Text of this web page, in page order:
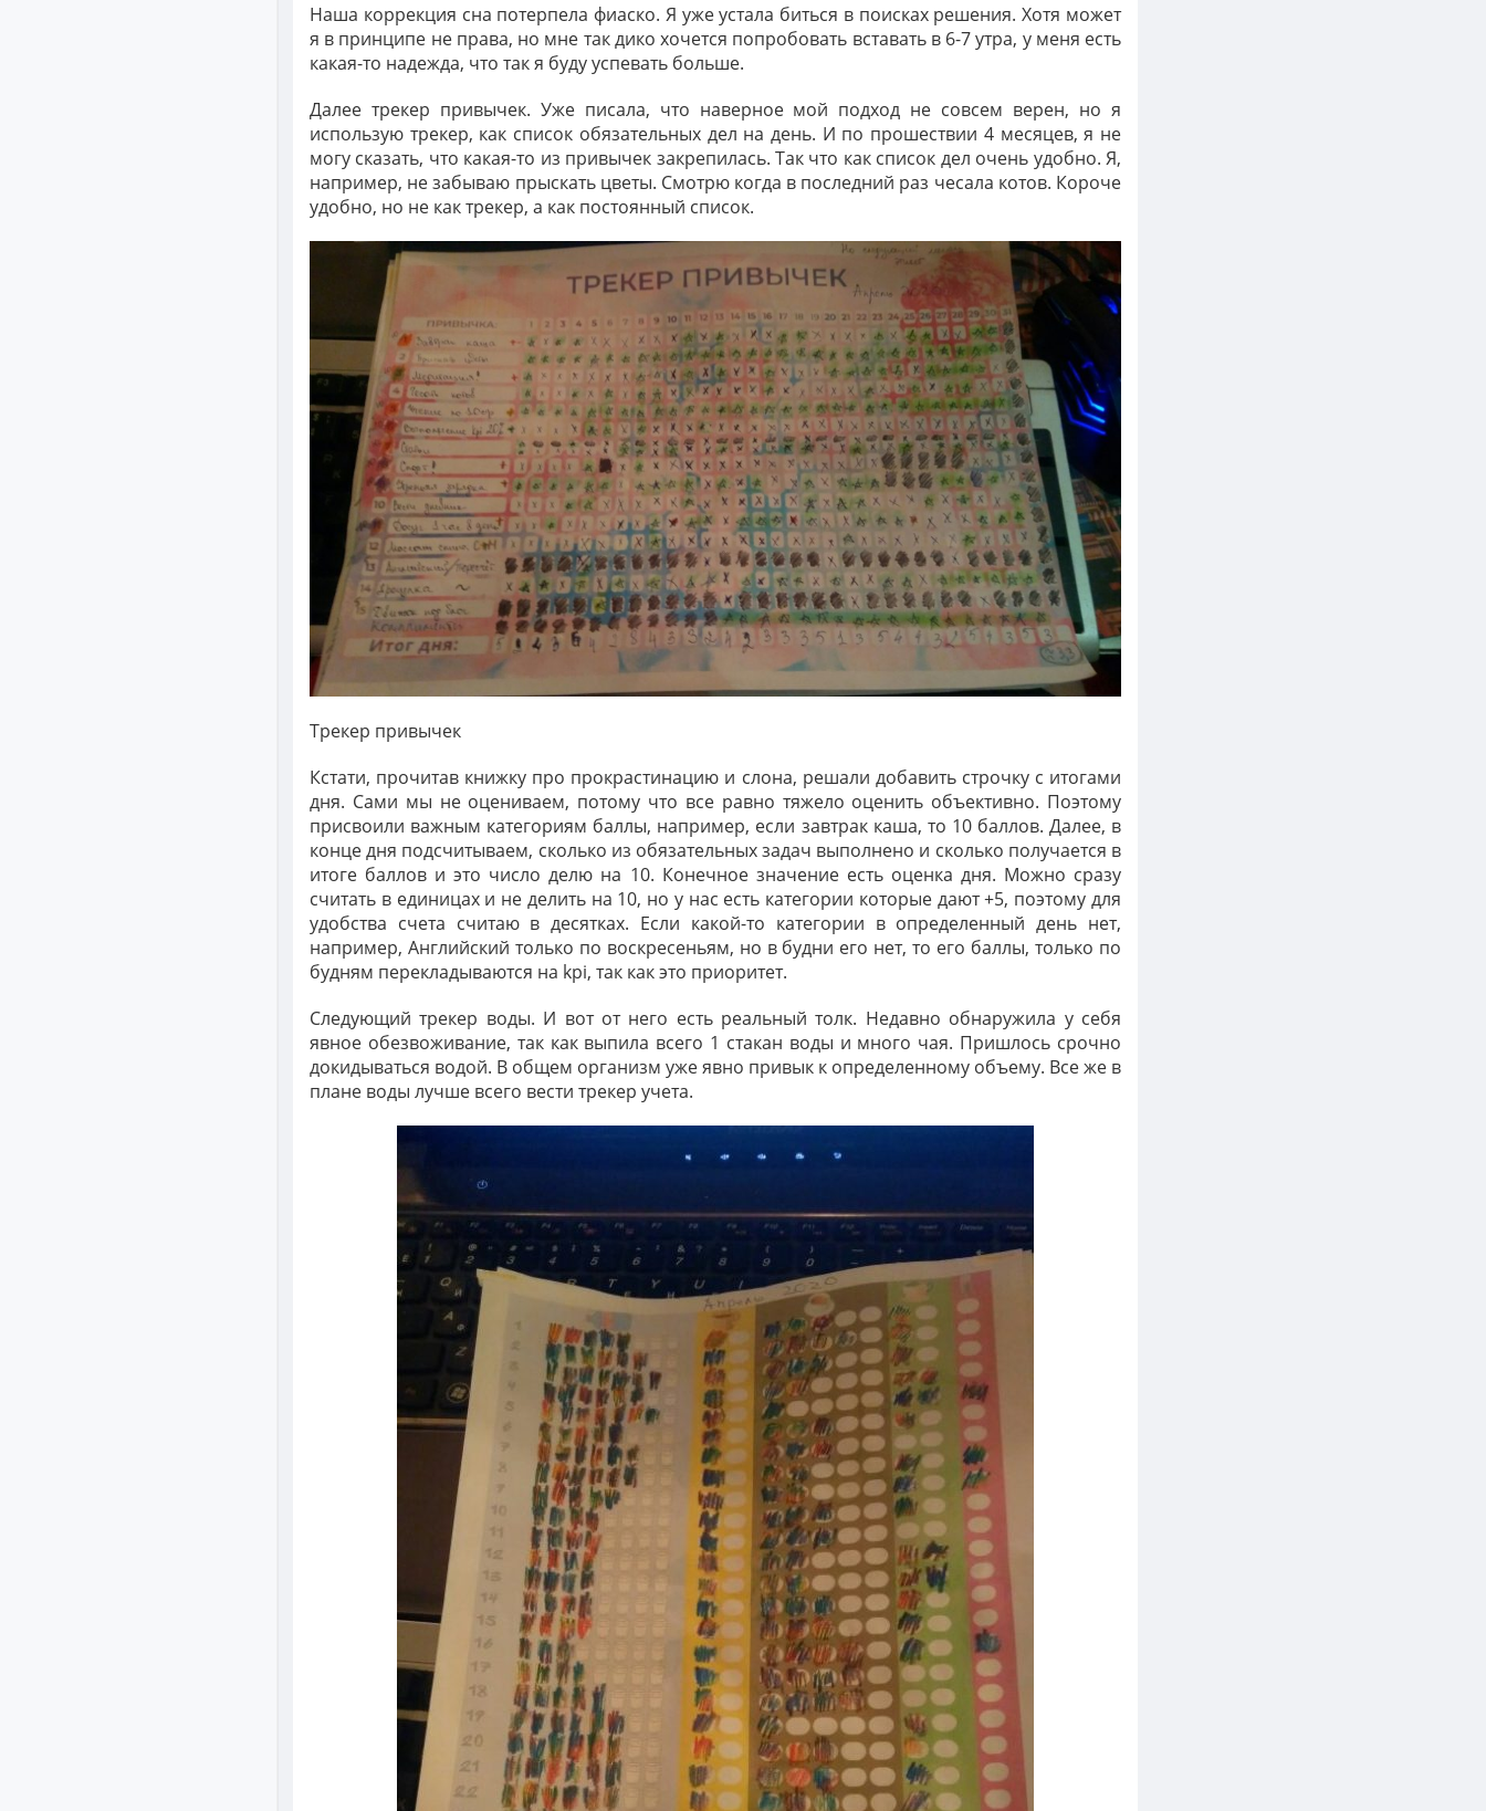
Наша коррекция сна потерпела фиаско. Я уже устала биться в поисках решения. Хотя может
я в принципе не права, но мне так дико хочется попробовать вставать в 6-7 утра, у меня есть
какая-то надежда, что так я буду успевать больше.
Далее трекер привычек. Уже писала, что наверное мой подход не совсем верен, но я
использую трекер, как список обязательных дел на день. И по прошествии 4 месяцев, я не
могу сказать, что какая-то из привычек закрепилась. Так что как список дел очень удобно. Я,
например, не забываю прыскать цветы. Смотрю когда в последний раз чесала котов. Короче
удобно, но не как трекер, а как постоянный список.
Трекер привычек
Кстати, прочитав книжку про прокрастинацию и слона, решали добавить строчку с итогами
дня. Сами мы не оцениваем, потому что все равно тяжело оценить объективно. Поэтому
присвоили важным категориям баллы, например, если завтрак каша, то 10 баллов. Далее, в
конце дня подсчитываем, сколько из обязательных задач выполнено и сколько получается в
итоге баллов и это число делю на 10. Конечное значение есть оценка дня. Можно сразу
считать в единицах и не делить на 10, но у нас есть категории которые дают +5, поэтому для
удобства счета считаю в десятках. Если какой-то категории в определенный день нет,
например, Английский только по воскресеньям, но в будни его нет, то его баллы, только по
будням перекладываются на kpi, так как это приоритет.
Следующий трекер воды. И вот от него есть реальный толк. Недавно обнаружила у себя
явное обезвоживание, так как выпила всего 1 стакан воды и много чая. Пришлось срочно
докидываться водой. В общем организм уже явно привык к определенному объему. Все же в
плане воды лучше всего вести трекер учета.